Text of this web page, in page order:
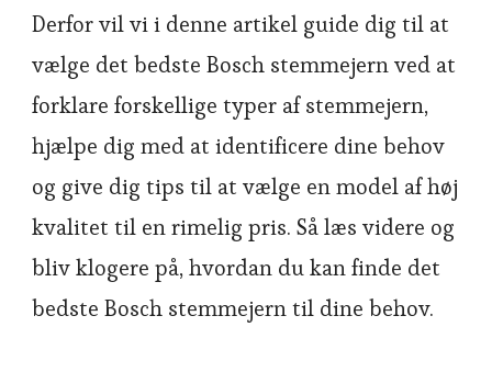
Derfor vil vi i denne artikel guide dig til at
vælge det bedste Bosch stemmejern ved at
forklare forskellige typer af stemmejern,
hjælpe dig med at identificere dine behov
og give dig tips til at vælge en model af høj
kvalitet til en rimelig pris. Så læs videre og
bliv klogere på, hvordan du kan finde det
bedste Bosch stemmejern til dine behov.